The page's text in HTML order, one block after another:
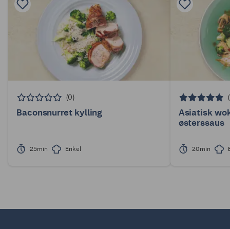
(0)
Baconsnurret kylling
25min Enkel
Asiatisk
østerssaus
20min